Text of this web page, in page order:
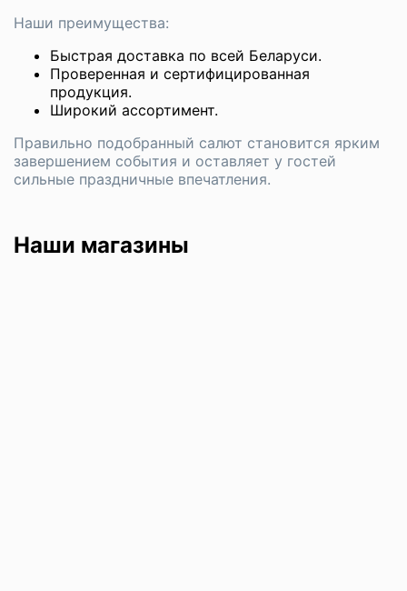
Наши преимущества:
Быстрая доставка по всей Беларуси.
Проверенная и сертифицированная
продукция.
Широкий ассортимент.
Правильно подобранный салют становится ярким
завершением события и оставляет у гостей
сильные праздничные впечатления.
Наши магазины